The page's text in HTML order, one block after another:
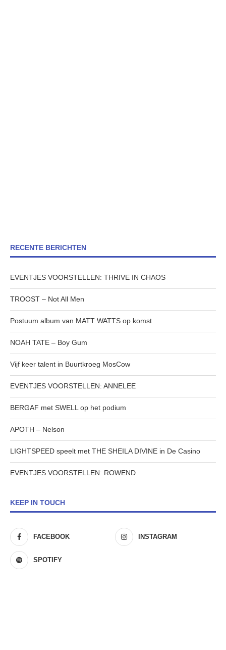
RECENTE BERICHTEN
EVENTJES VOORSTELLEN: THRIVE IN CHAOS
TROOST – Not All Men
Postuum album van MATT WATTS op komst
NOAH TATE – Boy Gum
Vijf keer talent in Buurtkroeg MosCow
EVENTJES VOORSTELLEN: ANNELEE
BERGAF met SWELL op het podium
APOTH – Nelson
LIGHTSPEED speelt met THE SHEILA DIVINE in De Casino
EVENTJES VOORSTELLEN: ROWEND
KEEP IN TOUCH
FACEBOOK INSTAGRAM
SPOTIFY